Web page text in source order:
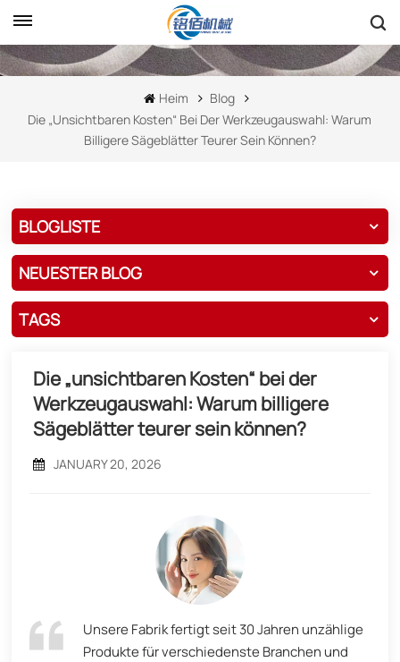
Heim
Blog
Die „unsichtbaren Kosten“ Bei Der Werkzeugauswahl: Warum
Billigere Sägeblätter Teurer Sein Können?
BLOGLISTE
NEUESTER BLOG
TAGS
Die „unsichtbaren Kosten“ bei der
Werkzeugauswahl: Warum billigere
Sägeblätter teurer sein können?
JANUARY 20, 2026
Unsere Fabrik fertigt seit 30 Jahren unzählige
Produkte für verschiedenste Branchen und